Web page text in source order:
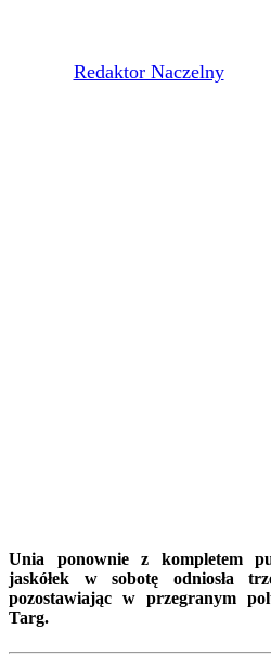
Redaktor Naczelny2
Unia ponownie z kompletem
jaskółek w sobotę odniosła
pozostawiając w przegranym
Targ.